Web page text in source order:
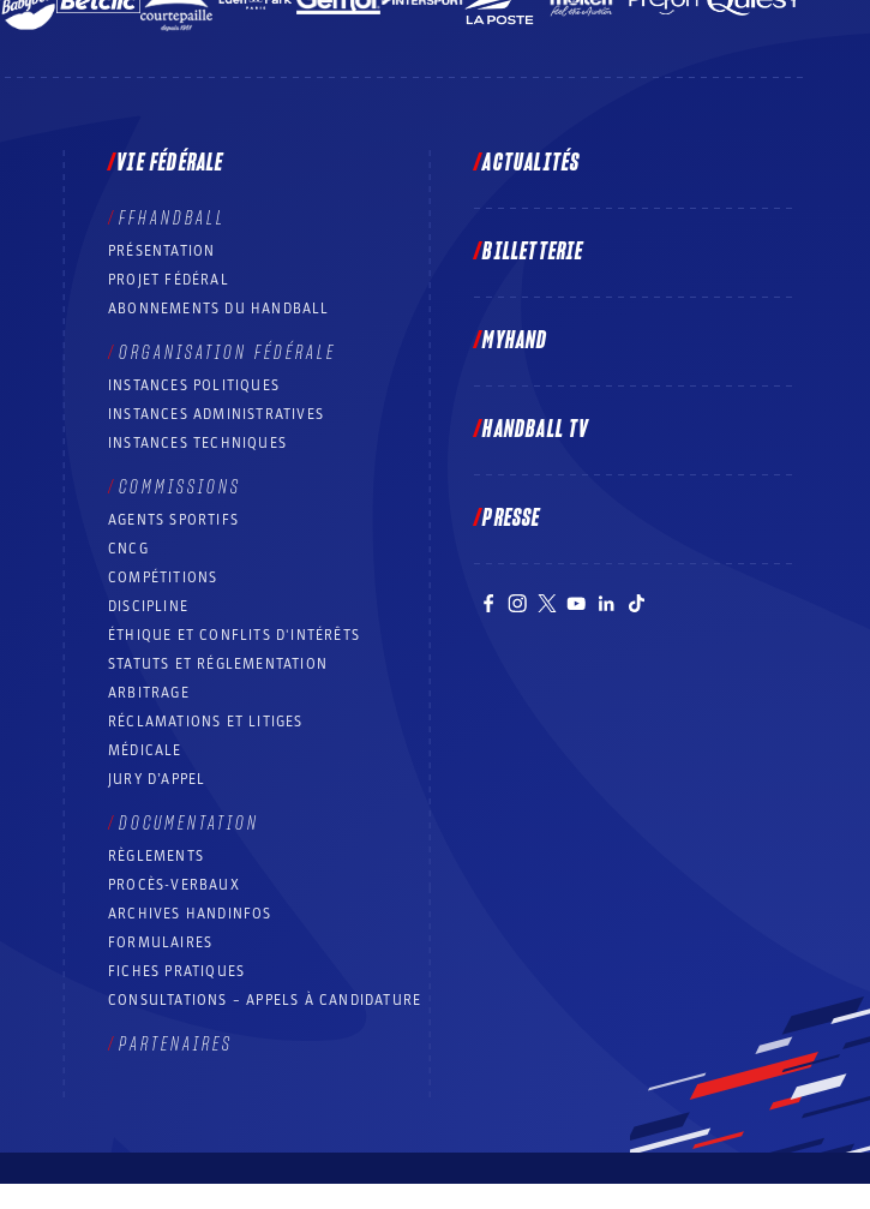
VIE FÉDÉRALE
FFHANDBALL
PRÉSENTATION
PROJET FÉDÉRAL
ABONNEMENTS DU HANDBALL
ORGANISATION FÉDÉRALE
INSTANCES POLITIQUES
INSTANCES ADMINISTRATIVES
INSTANCES TECHNIQUES
COMMISSIONS
AGENTS SPORTIFS
CNCG
COMPÉTITIONS
DISCIPLINE
ÉTHIQUE ET CONFLITS D'INTÉRÊTS
STATUTS ET RÉGLEMENTATION
ARBITRAGE
RÉCLAMATIONS ET LITIGES
MÉDICALE
JURY D’APPEL
DOCUMENTATION
RÈGLEMENTS
PROCÈS-VERBAUX
ARCHIVES HANDINFOS
FORMULAIRES
FICHES PRATIQUES
CONSULTATIONS – APPELS À CANDIDATURE
PARTENAIRES
ACTUALITÉS
BILLETTERIE
MYHAND
HANDBALL TV
PRESSE